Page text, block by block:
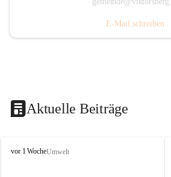
E-Mail schreiben
Aktuelle Beiträge
V
vor 1 WocheUmwelt